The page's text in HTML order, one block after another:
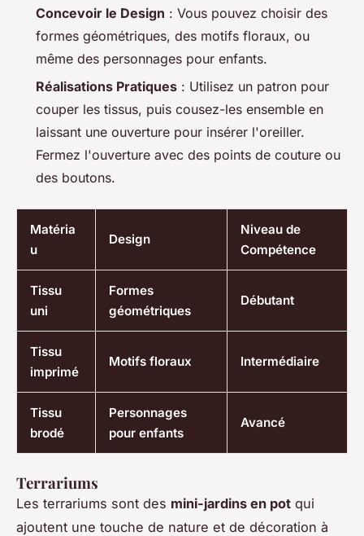
Concevoir le Design : Vous pouvez choisir des
formes géométriques, des motifs floraux, ou
même des personnages pour enfants.
Réalisations Pratiques : Utilisez un patron pour
couper les tissus, puis cousez-les ensemble en
laissant une ouverture pour insérer l'oreiller.
Fermez l'ouverture avec des points de couture ou
des boutons.
Matéria
u
Design
Niveau de
Compétence
Tissu
uni
Formes
géométriques
Débutant
Tissu
imprimé
Motifs floraux Intermédiaire
Tissu
brodé
Personnages
pour enfants
Avancé
Terrariums
Les terrariums sont des mini-jardins en pot qui
ajoutent une touche de nature et de décoration à